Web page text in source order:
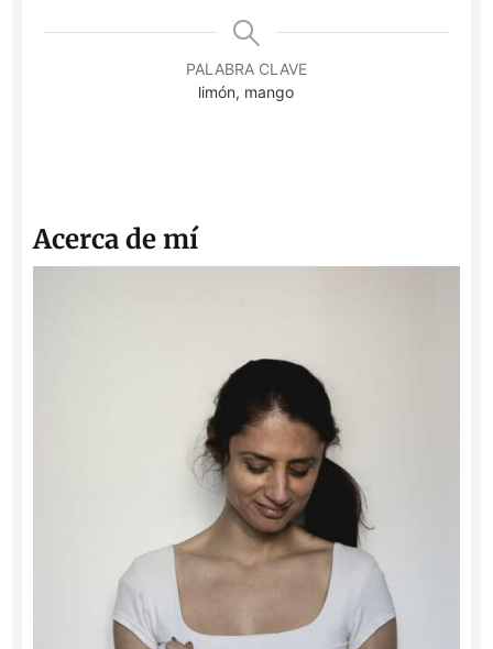
PALABRA CLAVE
limón, mango
Acerca de mí